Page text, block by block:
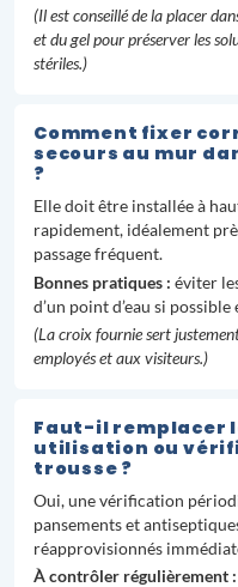
(Il est conseillé de la placer
et du gel pour préserver les
stériles.)
Comment fixer
secours au mur
?
Elle doit être installée à
rapidement, idéalement
passage fréquent.
Bonnes pratiques : éviter
d’un point d’eau si
(La croix fournie sert
employés et aux visiteurs.)
Faut-il remplacer
utilisation ou
trousse ?
Oui, une vérification
pansements et
réapprovisionnés
À contrôler régulièrement :